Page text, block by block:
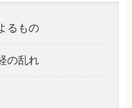
るもの
の乱れ